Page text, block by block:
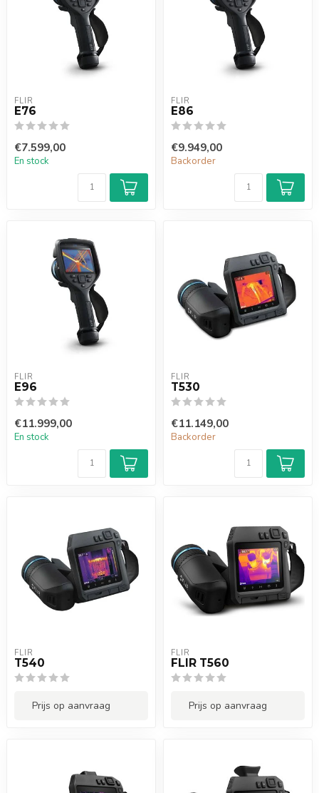
FLIR
E76
€7.599,00
En stock
FLIR
E86
€9.949,00
Backorder
FLIR
E96
€11.999,00
En stock
FLIR
T530
€11.149,00
Backorder
FLIR
T540
Prijs op aanvraag
FLIR
FLIR T560
Prijs op aanvraag